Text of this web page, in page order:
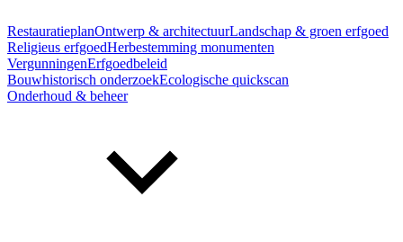
RestauratieplanOntwerp & architectuurLandschap & groen erfgoed
Religieus erfgoedHerbestemming monumenten
VergunningenErfgoedbeleid
Bouwhistorisch onderzoekEcologische quickscan
Onderhoud & beheer